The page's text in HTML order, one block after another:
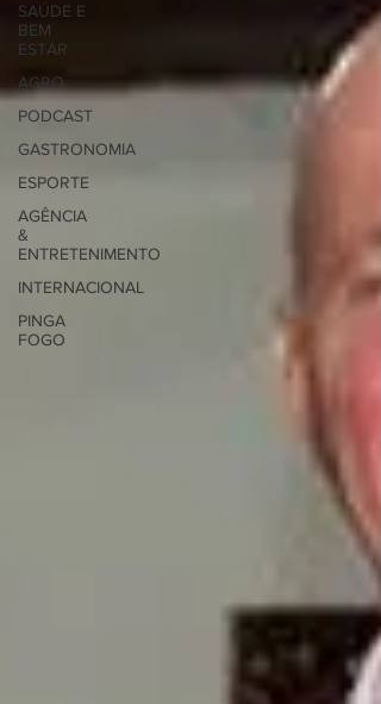
SAÚDE E
BEM
ESTAR
AGRO
PODCAST
GASTRONOMIA
ESPORTE
AGÊNCIA
&
ENTRETENIMENTO
INTERNACIONAL
PINGA
FOGO